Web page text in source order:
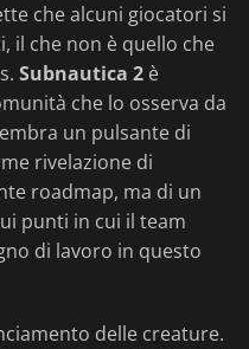
che alcuni giocatori si
il che non è quello che
Subnautica 2 è
che lo osserva da
un pulsante di
rivelazione di
roadmap, ma di un
punti in cui il team
di lavoro in questo
delle creature.